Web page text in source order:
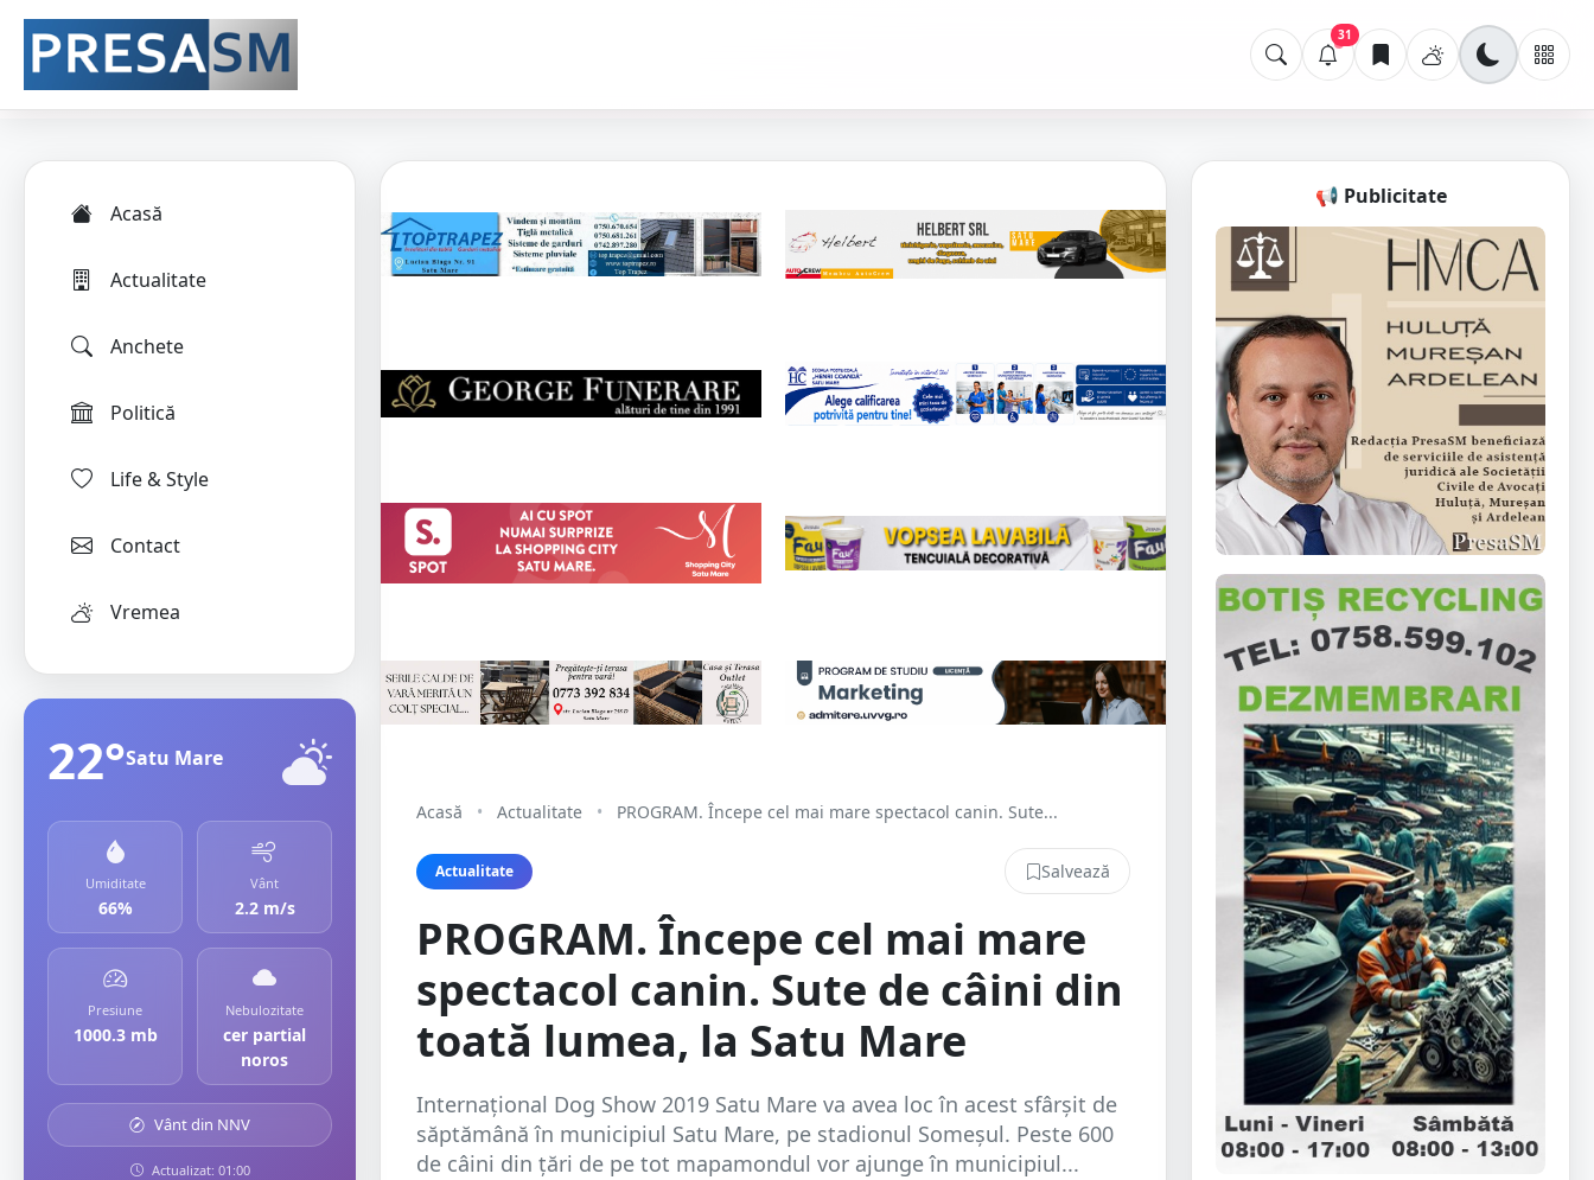
31
Acasă
Actualitate
Anchete
Politică
Life & Style
Contact
Vremea
22°Satu Mare
Umiditate
66%
Vânt
2.2 m/s
Presiune
1000.3 mb
Nebulozitate
cer partial
noros
Vânt din NNV
Actualizat: 01:00
Acasă • Actualitate • PROGRAM. Începe cel mai mare spectacol canin. Sute...
Actualitate Salvează
PROGRAM. Începe cel mai mare
spectacol canin. Sute de câini din
toată lumea, la Satu Mare
Internațional Dog Show 2019 Satu Mare va avea loc în acest sfârșit de
săptămână în municipiul Satu Mare, pe stadionul Someșul. Peste 600
de câini din țări de pe tot mapamondul vor ajunge în municipiul...
📢 Publicitate